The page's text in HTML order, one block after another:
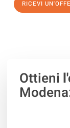
RICEVI
Ottieni